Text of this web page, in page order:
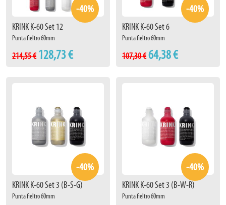
-40%
KRINK K-60 Set 12
Punta fieltro 60mm
214,55 € 128,73 €
-40%
KRINK K-60 Set 6
Punta fieltro 60mm
107,30 € 64,38 €
-40%
KRINK K-60 Set 3 (B-S-G)
Punta fieltro 60mm
-40%
KRINK K-60 Set 3 (B-W-R)
Punta fieltro 60mm